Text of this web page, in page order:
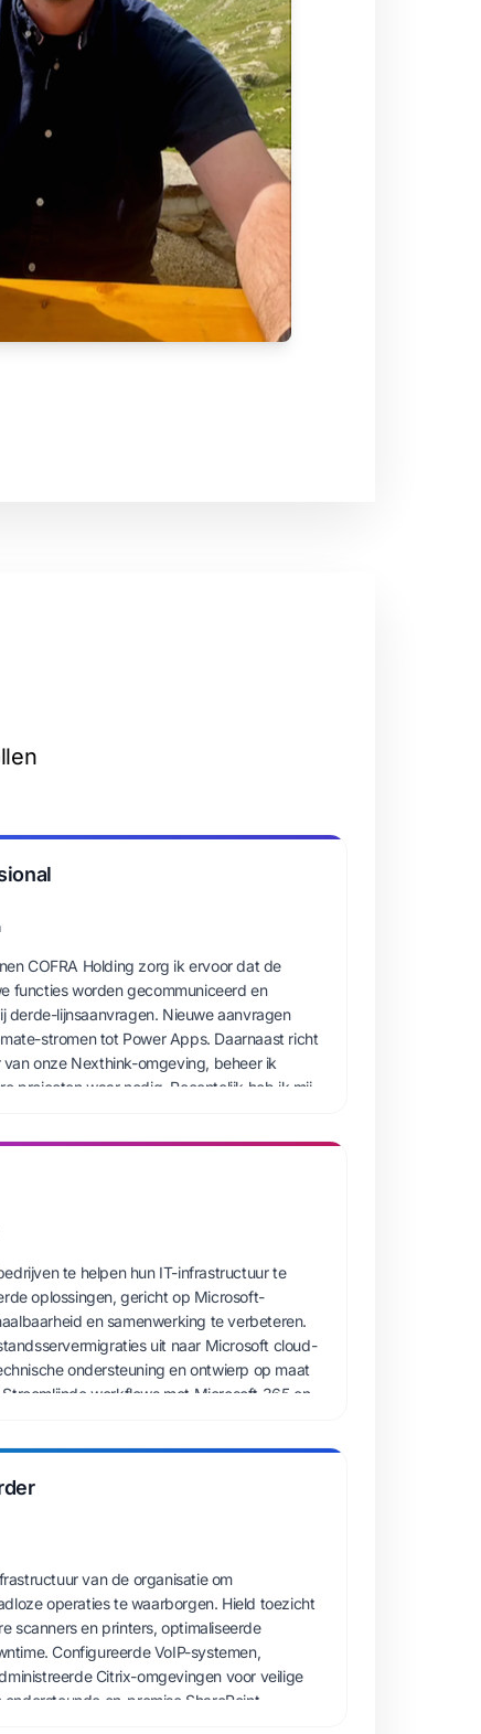
COFRA Holding zorg ik ervoor dat de
functies worden gecommuniceerd en
derde-lijnsaanvragen. Nieuwe aanvragen
stromen tot Power Apps. Daarnaast richt
onze Nexthink-omgeving, beheer ik
projecten waar nodig. Recentelijk heb ik mij
te helpen hun IT-infrastructuur te
oplossingen, gericht op Microsoft-
en samenwerking te verbeteren.
uit naar Microsoft cloud-
ondersteuning en ontwierp op maat
workflows met Microsoft 365 en
van de organisatie om
operaties te waarborgen. Hield toezicht
scanners en printers, optimaliseerde
Configureerde VoIP-systemen,
Citrix-omgevingen voor veilige
on-premise SharePoint-